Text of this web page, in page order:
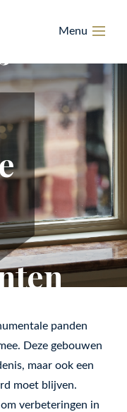
panden
Deze gebouwen
maar ook een
moet blijven.
verbeteringen in